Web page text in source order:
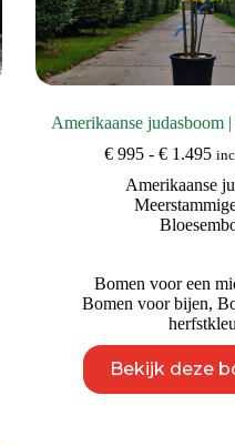
Amerikaanse judasboom
€ 995 - € 1.495
tot
€
Amerikaanse
Bomen voor een
Bomen voor bijen,
Bekijk deze
heeft